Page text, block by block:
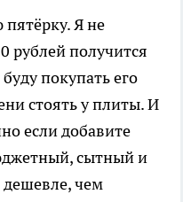
Я не
рублей получится
покупать его
стоять у плиты. И
если добавите
сытный и
дешевле, чем